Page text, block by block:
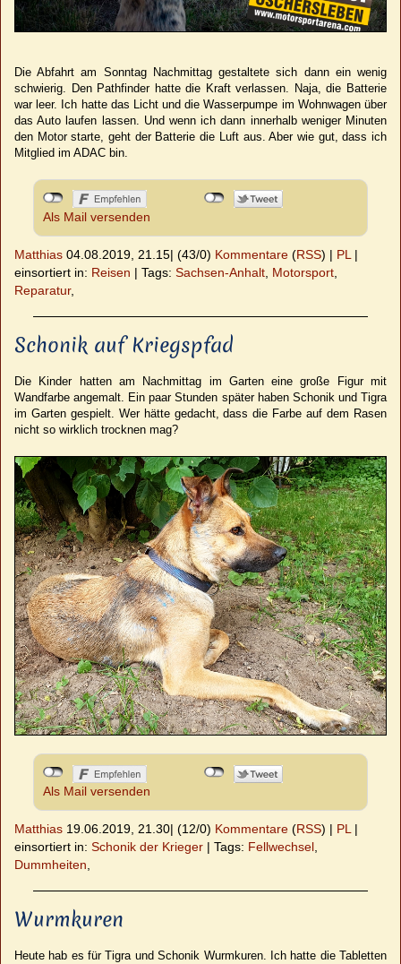
Die Abfahrt am Sonntag Nachmittag gestaltete sich dann ein wenig
schwierig. Den Pathfinder hatte die Kraft verlassen. Naja, die Batterie
war leer. Ich hatte das Licht und die Wasserpumpe im Wohnwagen über
das Auto laufen lassen. Und wenn ich dann innerhalb weniger Minuten
den Motor starte, geht der Batterie die Luft aus. Aber wie gut, dass ich
Mitglied im ADAC bin.
Als Mail versenden
Matthias 04.08.2019, 21.15| (43/0) Kommentare (RSS) | PL |
einsortiert in: Reisen | Tags: Sachsen-Anhalt Motorsport
Reparatur,
Schonik auf Kriegspfad
Die Kinder hatten am Nachmittag im Garten eine große Figur mit
Wandfarbe angemalt. Ein paar Stunden später haben Schonik und Tigra
im Garten gespielt. Wer hätte gedacht, dass die Farbe auf dem Rasen
nicht so wirklich trocknen mag?
Als Mail versenden
Matthias 19.06.2019, 21.30| (12/0) Kommentare (RSS) | PL|
einsortiert in: Schonik der Krieger | Tags: Fellwechsel,
Dummheiten,
Wurmkuren
Heute hab es für Tigra und Schonik Wurmkuren. Ich hatte die Tabletten